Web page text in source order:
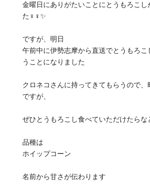
金曜日にありがたいことにとうもろこし
た‍♀️‍♀️✨
ですが、明日
午前中に伊勢志摩から直送でとうもろこ
うことになりました
クロネコさんに持ってきてもらうので、
ですが、
ぜひとうもろこし食べていただけたら
品種は
ホイップコーン
名前から甘さが伝わります